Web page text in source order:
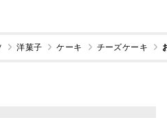
洋菓子 ケーキ チーズケーキ